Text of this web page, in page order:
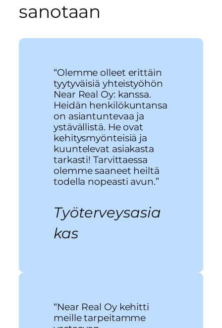
sanotaan
“Olemme olleet erittäin
tyytyväisiä yhteistyöhön
Near Real Oy: kanssa.
Heidän henkilökuntansa
on asiantuntevaa ja
ystävällistä. He ovat
kehitysmyönteisiä ja
kuuntelevat asiakasta
tarkasti! Tarvittaessa
olemme saaneet heiltä
todella nopeasti avun.”
Työterveysasia
kas
“Near Real Oy kehitti
meille tarpeitamme